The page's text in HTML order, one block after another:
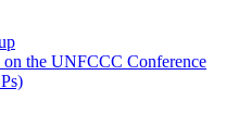
on the UNFCCC Conference